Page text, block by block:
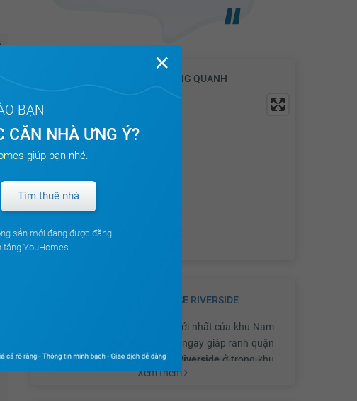
VỊ TRÍ & TIỆN ÍCH KHU VỰC XUNG QUANH
SUNRISE RIVERSIDE
là dự án mới nhất của khu Nam
thành phố Hồ Chí Minh. Nằm ngay giáp ranh quận
7 và huyện Nhà Bè,Sunrise Riverside ở trong khu
có nhiều hệ thống dịch vụ như chuỗi trung tâm
Xem thêm
✕
BẠN
CĂN NHÀ ƯNG Ý?
giúp bạn nhé.
Tìm thuê nhà
sản mới đang được đăng
tảng YouHomes.